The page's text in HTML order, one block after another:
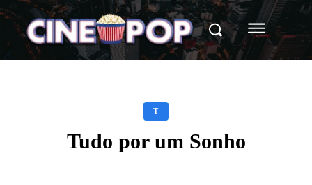
T
Tudo por um Sonho